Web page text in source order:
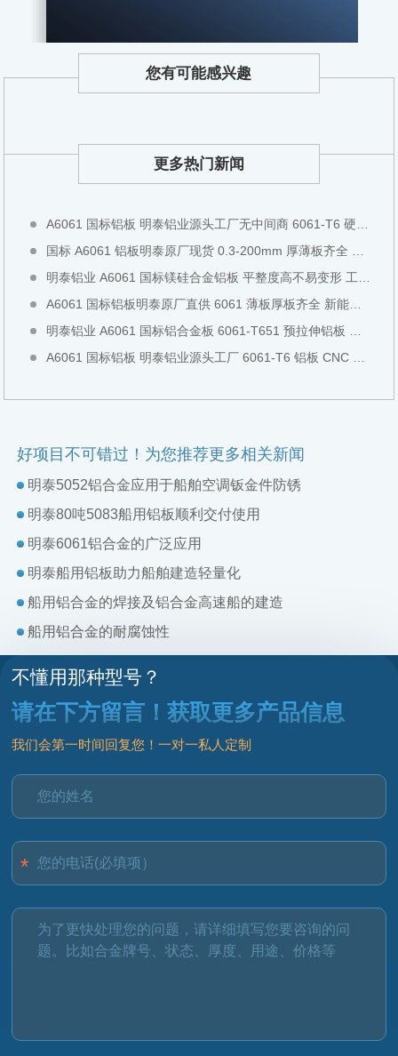
您有可能感兴趣
更多热门新闻
A6061 国标铝板 明泰铝业源头工厂无中间商 6061-T6 硬质铝板可切割铣面全国现货直发
国标 A6061 铝板明泰原厂现货 0.3-200mm 厚薄板齐全 阳极氧化专用铝板全国直发
明泰铝业 A6061 国标镁硅合金铝板 平整度高不易变形 工装检具专用全国现货直发
A6061 国标铝板明泰原厂直供 6061 薄板厚板齐全 新能源设备专用铝板全国现货直发
明泰铝业 A6061 国标铝合金板 6061-T651 预拉伸铝板 工业结构板全国现货切割直发
A6061 国标铝板 明泰铝业源头工厂 6061-T6 铝板 CNC 模具加工中厚板全国现货直发可零切
好项目不可错过！为您推荐更多相关新闻
明泰5052铝合金应用于船舶空调钣金件防锈
明泰80吨5083船用铝板顺利交付使用
明泰6061铝合金的广泛应用
明泰船用铝板助力船舶建造轻量化
船用铝合金的焊接及铝合金高速船的建造
船用铝合金的耐腐蚀性
不懂用那种型号？
请在下方留言！获取更多产品信息
我们会第一时间回复您！一对一私人定制